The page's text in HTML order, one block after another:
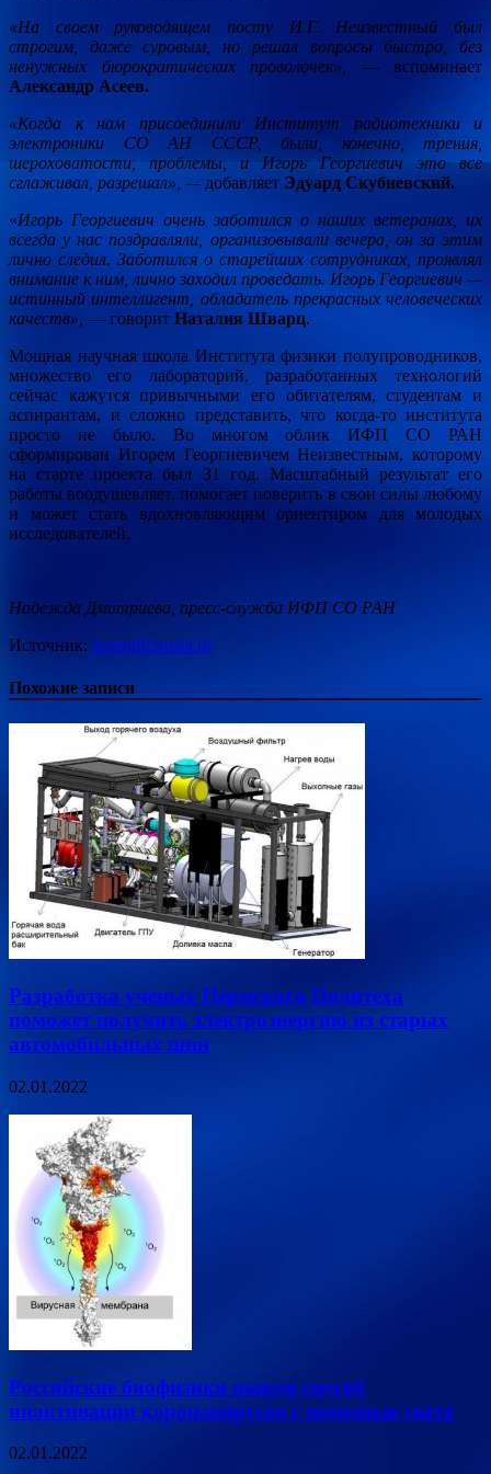
«На своем руководящем посту И.Г. Неизвестный был
строгим, даже суровым, но решал вопросы быстро, без
ненужных бюрократических проволочек», — вспоминает
Александр Асеев.
«Когда к нам присоединили Институт радиотехники и
электроники СО АН СССР, были, конечно, трения,
шероховатости, проблемы, и Игорь Георгиевич это все
сглаживал, разрешал», — добавляет Эдуард Скубневский.
«Игорь Георгиевич очень заботился о наших ветеранах, их
всегда у нас поздравляли, организовывали вечера, он за этим
лично следил. Заботился о старейших сотрудниках, проявлял
внимание к ним, лично заходил проведать. Игорь Георгиевич —
истинный интеллигент, обладатель прекрасных человеческих
качеств», — говорит Наталия Шварц.
Мощная научная школа Института физики полупроводников,
множество его лабораторий, разработанных технологий
сейчас кажутся привычными его обитателям, студентам и
аспирантам, и сложно представить, что когда-то института
просто не было. Во многом облик ИФП СО РАН
сформирован Игорем Георгиевичем Неизвестным, которому
на старте проекта был 31 год. Масштабный результат его
работы воодушевляет, помогает поверить в свои силы любому
и может стать вдохновляющим ориентиром для молодых
исследователей.
Надежда Дмитриева, пресс-служба ИФП СО РАН
Источник: scientificrussia.ru
Похожие записи
Разработка ученых Пермского Политеха
поможет получить электроэнергию из старых
автомобильных шин
02.01.2022
Российские биофизики нашли способ
инактивации коронавирусов с помощью света
02.01.2022